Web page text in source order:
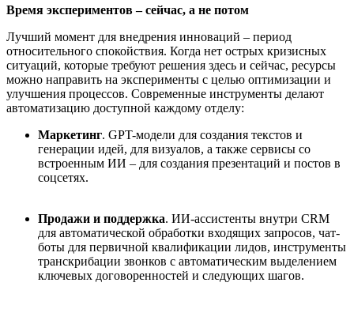
Время экспериментов – сейчас, а не потом
Лучший момент для внедрения инноваций – период
относительного спокойствия. Когда нет острых кризисных
ситуаций, которые требуют решения здесь и сейчас, ресурсы
можно направить на эксперименты с целью оптимизации и
улучшения процессов. Современные инструменты делают
автоматизацию доступной каждому отделу:
Маркетинг. GPT-модели для создания текстов и
генерации идей, для визуалов, а также сервисы со
встроенным ИИ – для создания презентаций и постов в
соцсетях.
Продажи и поддержка. ИИ-ассистенты внутри CRM
для автоматической обработки входящих запросов, чат-
боты для первичной квалификации лидов, инструменты
транскрибации звонков с автоматическим выделением
ключевых договоренностей и следующих шагов.